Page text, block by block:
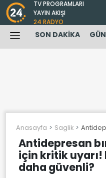
TV PROGRAMLARI
YAYIN AKIŞI
24 RADYO
SON DAKİKA
Anasayfa Saglik
Antidepresan
için kritik
daha güvenli?